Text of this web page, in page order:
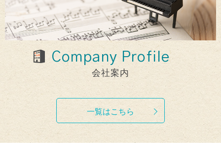
Company Profile
会社案内
一覧はこちら